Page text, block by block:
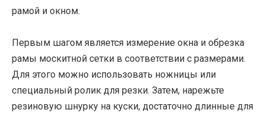
рамой и окном.
Первым шагом является измерение окна и обрезка
рамы москитной сетки в соответствии с размерами.
Для этого можно использовать ножницы или
специальный ролик для резки. Затем, нарежьте
резиновую шнурку на куски, достаточно длинные для